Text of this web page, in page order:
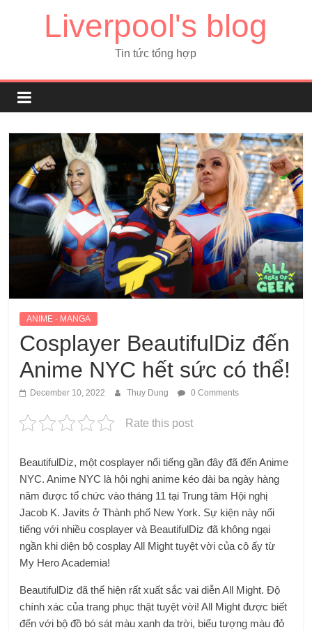
Liverpool's blog
Tin tức tổng hợp
ANIME - MANGA
Cosplayer BeautifulDiz đến
Anime NYC hết sức có thể!
December 10, 2022 Thuy Dung 0 Comments
Rate this post
BeautifulDiz, một cosplayer nổi tiếng gần đây đã đến Anime
NYC. Anime NYC là hội nghị anime kéo dài ba ngày hàng
năm được tổ chức vào tháng 11 tại Trung tâm Hội nghị
Jacob K. Javits ở Thành phố New York. Sự kiện này nổi
tiếng với nhiều cosplayer và BeautifulDiz đã không ngại
ngần khi diện bộ cosplay All Might tuyệt vời của cô ấy từ
My Hero Academia!
BeautifulDiz đã thể hiện rất xuất sắc vai diễn All Might. Độ
chính xác của trang phục thật tuyệt vời! All Might được biết
đến với bộ đồ bó sát màu xanh da trời, biểu tượng màu đỏ